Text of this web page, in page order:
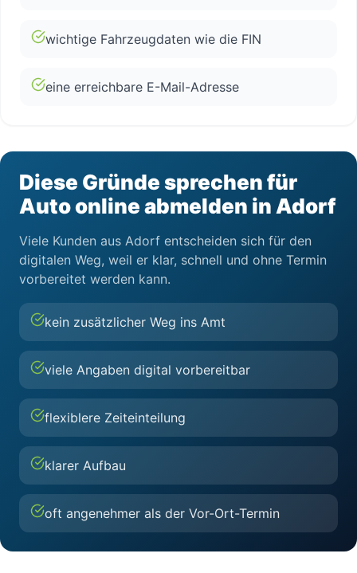
wichtige Fahrzeugdaten wie die FIN
eine erreichbare E-Mail-Adresse
Diese Gründe sprechen für
Auto online abmelden in Adorf
Viele Kunden aus Adorf entscheiden sich für den
digitalen Weg, weil er klar, schnell und ohne Termin
vorbereitet werden kann.
kein zusätzlicher Weg ins Amt
viele Angaben digital vorbereitbar
flexiblere Zeiteinteilung
klarer Aufbau
oft angenehmer als der Vor-Ort-Termin